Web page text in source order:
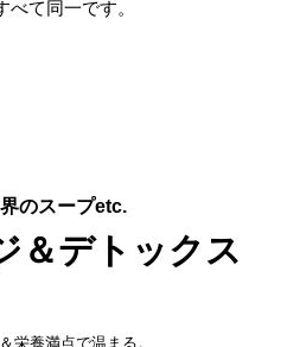
て同一です。
のスープetc.
＆デトックス
栄養満点で温まる。